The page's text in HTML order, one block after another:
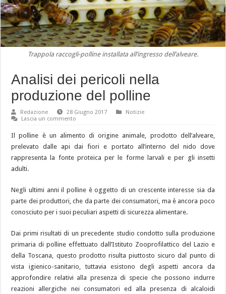
Trappola raccogli-polline installata all’ingresso dell’alveare.
Analisi dei pericoli nella
produzione del polline
Redazione 28 Giugno 2017
Notizie
Lascia un commento
Il polline è un alimento di origine animale, prodotto dell’alveare,
prelevato dalle api dai fiori e portato all’interno del nido dove
rappresenta la fonte proteica per le forme larvali e per gli insetti
adulti.
Negli ultimi anni il polline è oggetto di un crescente interesse sia da
parte dei produttori, che da parte dei consumatori, ma è ancora poco
conosciuto per i suoi peculiari aspetti di sicurezza alimentare.
Dai primi risultati di un precedente studio condotto sulla produzione
primaria di polline effettuato dall’Istituto Zooprofilattico del Lazio e
della Toscana, questo prodotto risulta piuttosto sicuro dal punto di
vista igienico-sanitario, tuttavia esistono degli aspetti ancora da
approfondire relativi alla presenza di specie che possono indurre
reazioni allergiche nei consumatori ed alla presenza di alcaloidi